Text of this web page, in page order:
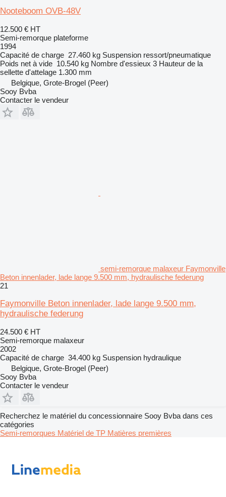
Nooteboom OVB-48V
12.500 € HT
Semi-remorque plateforme
1994
Capacité de charge 27.460 kg Suspension ressort/pneumatique
Poids net à vide 10.540 kg Nombre d'essieux 3 Hauteur de la
sellette d'attelage 1.300 mm
Belgique, Grote-Brogel (Peer)
Sooy Bvba
Contacter le vendeur
semi-remorque malaxeur Faymonville
Beton innenlader, lade lange 9.500 mm, hydraulische federung
21
Faymonville Beton innenlader, lade lange 9.500 mm,
hydraulische federung
24.500 € HT
Semi-remorque malaxeur
2002
Capacité de charge 34.400 kg Suspension hydraulique
Belgique, Grote-Brogel (Peer)
Sooy Bvba
Contacter le vendeur
Recherchez le matériel du concessionnaire Sooy Bvba dans ces
catégories
Semi-remorques Matériel de TP Matières premières